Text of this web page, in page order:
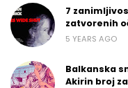
7
zatvorenih
5 YEARS AGO
Balkanska
Akirin broj